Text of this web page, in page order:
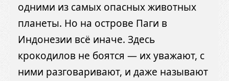
одними из самых опасных животных
планеты. Но на острове Паги в
Индонезии всё иначе. Здесь
крокодилов не боятся — их уважают, с
ними разговаривают, и даже называют